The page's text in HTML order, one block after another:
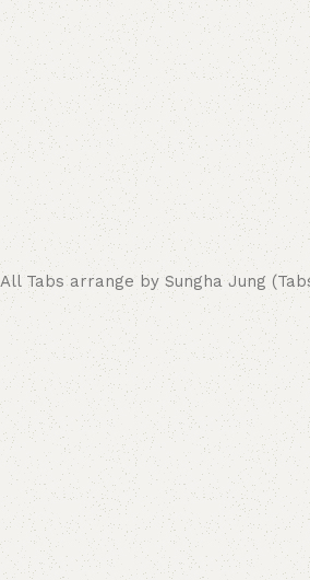
All Tabs arrange by Sungha Jung